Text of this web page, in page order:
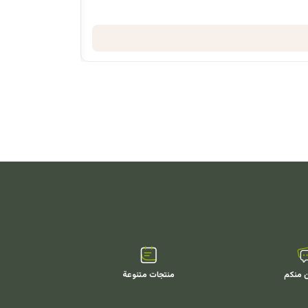
منكم منتجات متنوعة